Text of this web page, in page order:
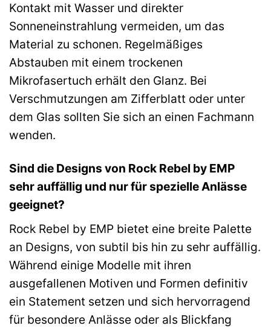
Kontakt mit Wasser und direkter
Sonneneinstrahlung vermeiden, um das
Material zu schonen. Regelmäßiges
Abstauben mit einem trockenen
Mikrofasertuch erhält den Glanz. Bei
Verschmutzungen am Zifferblatt oder unter
dem Glas sollten Sie sich an einen Fachmann
wenden.
Sind die Designs von Rock Rebel by EMP
sehr auffällig und nur für spezielle Anlässe
geeignet?
Rock Rebel by EMP bietet eine breite Palette
an Designs, von subtil bis hin zu sehr auffällig.
Während einige Modelle mit ihren
ausgefallenen Motiven und Formen definitiv
ein Statement setzen und sich hervorragend
für besondere Anlässe oder als Blickfang